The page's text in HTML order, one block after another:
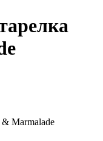
Marmalade